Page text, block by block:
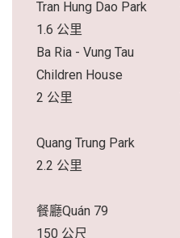
Tran Hung Dao Park
1.6 公里
Ba Ria - Vung Tau
Children House
2 公里
Quang Trung Park
2.2 公里
餐廳Quán 79
150 公尺